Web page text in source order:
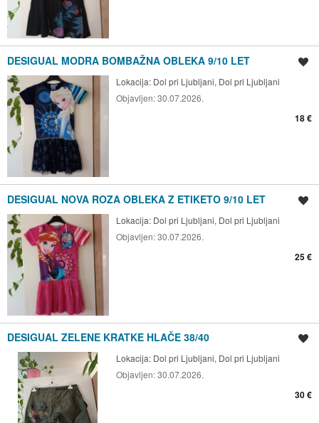
DESIGUAL MODRA BOMBAŽNA OBLEKA 9/10 LET
Lokacija: Dol pri Ljubljani, Dol pri Ljubljani
Objavljen:30.07.2026.
18 €
DESIGUAL NOVA ROZA OBLEKA Z ETIKETO 9/10 LET
Lokacija: Dol pri Ljubljani, Dol pri Ljubljani
Objavljen:30.07.2026.
25 €
DESIGUAL ZELENE KRATKE HLAČE 38/40
Lokacija: Dol pri Ljubljani, Dol pri Ljubljani
Objavljen:30.07.2026.
30 €